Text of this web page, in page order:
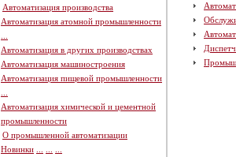
Автоматизация производства
Автоматизация атомной промышленности
Автоматизация в других производствах
Автоматизация машиностроения
Автоматизация пищевой промышленности
Автоматизация химической и цементной
промышленности
О промышленной автоматизации
Новинки